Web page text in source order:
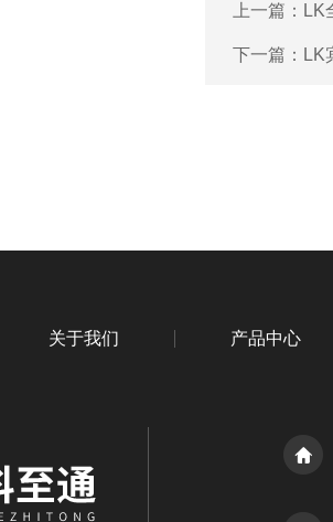
上一篇： LK
下一篇： LK
关于我们 产品中心